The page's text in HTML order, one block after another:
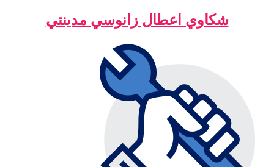
شكاوي اعطال زانوسي مدينتي